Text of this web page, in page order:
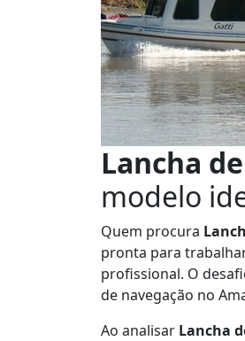
Lancha
modelo
Quem procura
pronta para
profissional. O
de navegação no
Ao analisar Lancha